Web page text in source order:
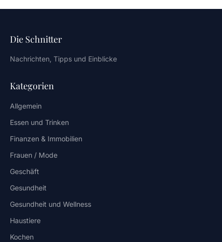
Die Schnitter
Nachrichten, Tipps und Einblicke
Kategorien
Allgemein
Essen und Trinken
Finanzen & Immobilien
Frauen / Mode
Geschäft
Gesundheit
Gesundheit und Wellness
Haustiere
Kochen